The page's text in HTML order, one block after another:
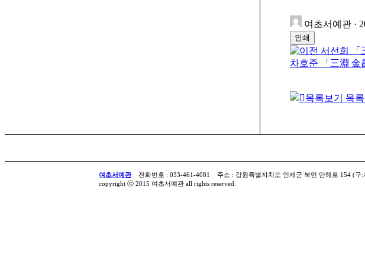
여초서예관 ·
인쇄
서선희 「
차호준 「三淵 金
목록
여초서예관전화번호 : 033-461-4081 주소 : 강원특별자치도 인제군 북면 만해로 154 (구:
copyright ⓒ 2015 여초서예관 all rights reserved.